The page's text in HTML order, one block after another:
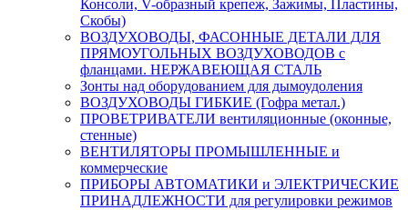
Консоли, V-образный крепеж, Зажимы, Пластины,
Скобы)
ВОЗДУХОВОДЫ, ФАСОННЫЕ ДЕТАЛИ ДЛЯ
ПРЯМОУГОЛЬНЫХ ВОЗДУХОВОДОВ с
фланцами. НЕРЖАВЕЮЩАЯ СТАЛЬ
Зонты над оборудованием для дымоудоления
ВОЗДУХОВОДЫ ГИБКИЕ (Гофра метал.)
ПРОВЕТРИВАТЕЛИ вентиляционные (оконные,
стенные)
ВЕНТИЛЯТОРЫ ПРОМЫШЛЕННЫЕ и
коммерческие
ПРИБОРЫ АВТОМАТИКИ и ЭЛЕКТРИЧЕСКИЕ
ПРИНАДЛЕЖНОСТИ для регулировки режимов